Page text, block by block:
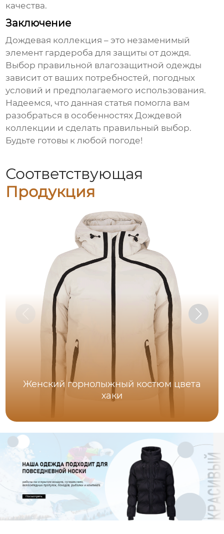
качества.
Заключение
Дождевая коллекция – это незаменимый
элемент гардероба для защиты от дождя.
Выбор правильной влагозащитной одежды
зависит от ваших потребностей, погодных
условий и предполагаемого использования.
Надеемся, что данная статья помогла вам
разобраться в особенностяхДождевой
коллекции и сделать правильный выбор.
Будьте готовы к любой погоде!
Соответствующая
Продукция
Женский горнолыжный костюм цвета
хаки